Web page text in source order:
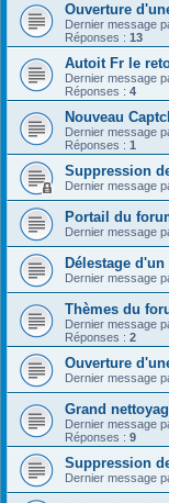
Ouverture
Dernier message
Réponses : 13
Autoit Fr le
Dernier message
Réponses : 4
Nouveau
Dernier message
Réponses : 1
Suppression
Dernier message
Portail du
Dernier message
Délestage
Dernier message
Thèmes du
Dernier message
Réponses : 2
Ouverture
Dernier message
Grand
Dernier message
Réponses : 9
Suppression
Dernier message